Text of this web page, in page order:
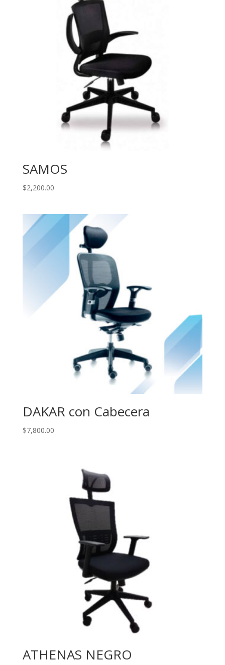
SAMOS
$2,200.00
DAKAR con Cabecera
$7,800.00
ATHENAS NEGRO